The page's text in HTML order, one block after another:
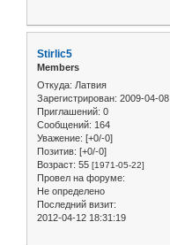
Stirlic5
Members
Откуда: Латвия
Зарегистрирован: 2009-04-08
Приглашений: 0
Сообщений: 164
Уважение: [+0/-0]
Позитив: [+0/-0]
Возраст: 55 [1971-05-22]
Провел на форуме:
Не определено
Последний визит:
2012-04-12 18:31:19